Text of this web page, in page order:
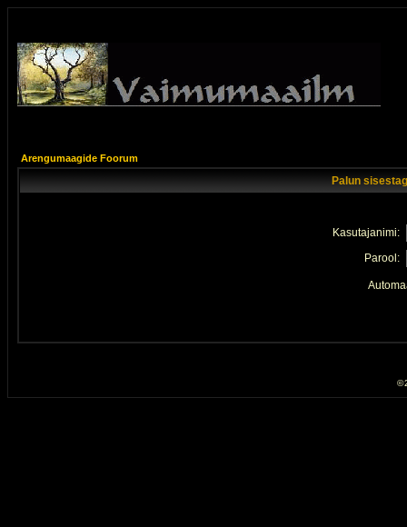
Arengumaagide Foorum
Palun
Kasutajanimi:
Parool:
©